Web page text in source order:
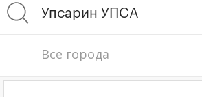
Все города